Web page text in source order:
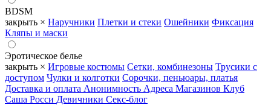
BDSM
закрыть × Наручники Плетки и стеки Ошейники Фиксация
Кляпы и маски
Эротическое белье
закрыть × Игровые костюмы Сетки, комбинезоны Трусики с
доступом Чулки и колготки Сорочки, пеньюары, платья
Доставка и оплата Анонимность Адреса Магазинов Клуб
Саша Росси Девичники Секс-блог